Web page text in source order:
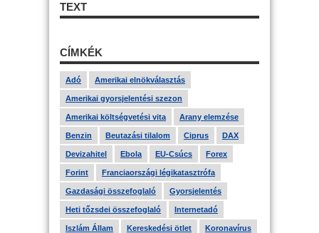
TEXT
CÍMKÉK
Adó Amerikai elnökválasztás
Amerikai gyorsjelentési szezon
Amerikai költségvetési vita Arany elemzése
Benzin Beutazási tilalom Ciprus DAX
Devizahitel Ebola EU-Csúcs Forex
Forint Franciaországi légikatasztrófa
Gazdasági összefoglaló Gyorsjelentés
Heti tőzsdei összefoglaló Internetadó
Iszlám Állam Kereskedési ötlet Koronavírus